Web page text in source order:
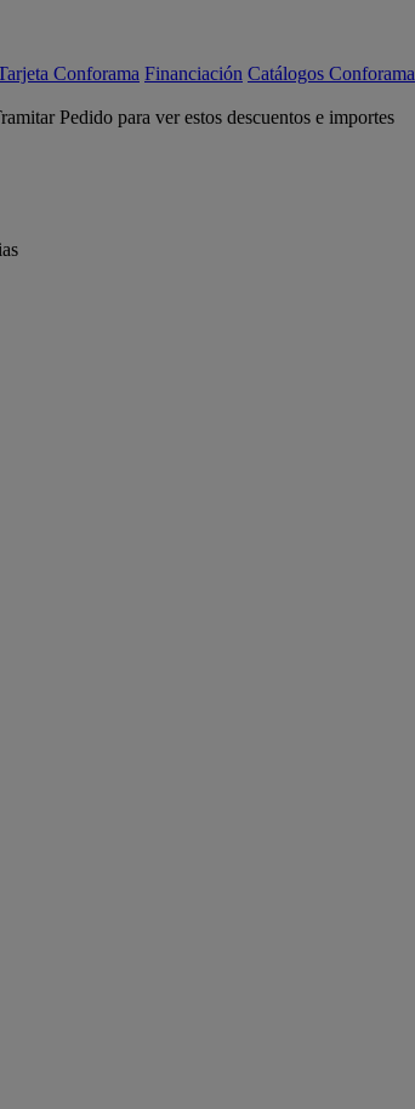
Conforama Financiación Catálogos Conforama
Pedido para ver estos descuentos e importes